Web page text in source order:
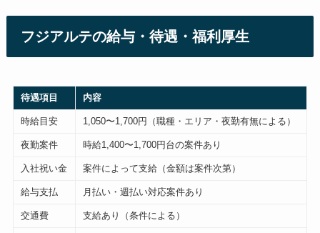
フジアルテの給与・待遇・福利厚生
待遇項目 内容
時給目安 1,050〜1,700円（職種・エリア・夜勤有無による）
夜勤案件 時給1,400〜1,700円台の案件あり
入社祝い金 案件によって支給（金額は案件次第）
給与支払 月払い・週払い対応案件あり
交通費 支給あり（条件による）